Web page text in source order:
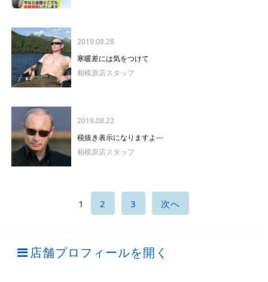
2019.08.28
寒暖差には気をつけて
相模原店スタッフ
2019.08.22
税抜き表示になりますよ---
相模原店スタッフ
1 2 3 次へ
店舗プロフィールを開く